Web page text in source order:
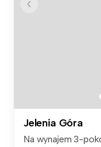
Jelenia Góra
Na wynajem 3-